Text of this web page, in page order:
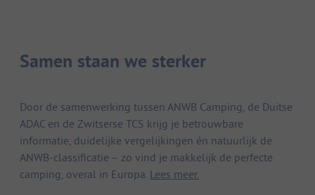
Samen staan we sterker
Door de samenwerking tussen ANWB Camping, de Duitse
ADAC en de Zwitserse TCS krijg je betrouwbare
informatie, duidelijke vergelijkingen én natuurlijk de
ANWB-classificatie – zo vind je makkelijk de perfecte
camping, overal in Europa. Lees meer.